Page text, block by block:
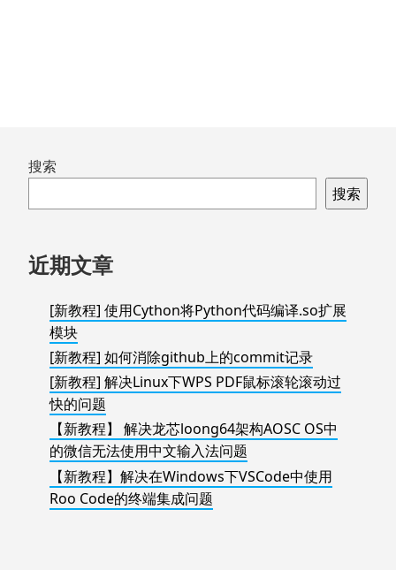
切
镜
跳
页
搜索
搜索
近期文章
[新教程] 使用Cython将Python代码编译.so扩展
模块
[新教程] 如何消除github上的commit记录
[新教程] 解决Linux下WPS PDF鼠标滚轮滚动过
快的问题
【新教程】 解决龙芯loong64架构AOSC OS中
的微信无法使用中文输入法问题
【新教程】解决在Windows下VSCode中使用
Roo Code的终端集成问题